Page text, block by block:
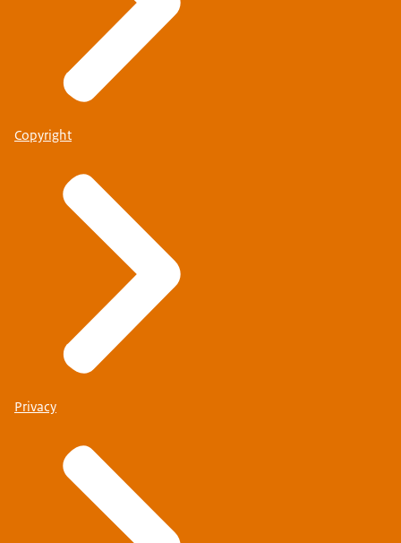
Copyright
Privacy